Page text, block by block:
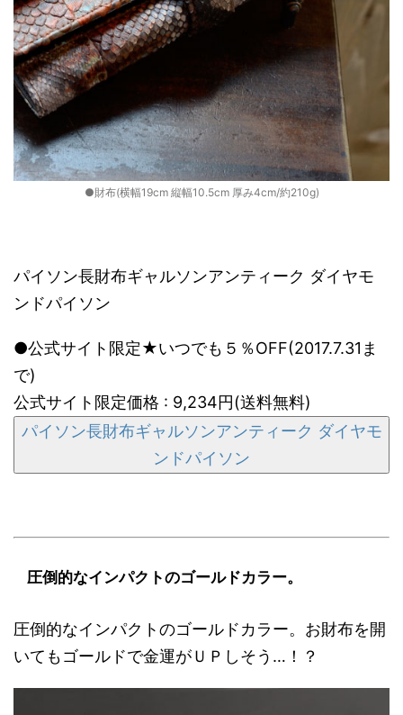
●財布(横幅19cm 縦幅10.5cm 厚み4cm/約210g)
パイソン長財布ギャルソンアンティーク ダイヤモ
ンドパイソン
●公式サイト限定★いつでも５％OFF(2017.7.31ま
で)
公式サイト限定価格 : 9,234円(送料無料)
パイソン長財布ギャルソンアンティーク ダイヤモ
ンドパイソン
圧倒的なインパクトのゴールドカラー。
圧倒的なインパクトのゴールドカラー。お財布を開
いてもゴールドで金運がＵＰしそう…！？